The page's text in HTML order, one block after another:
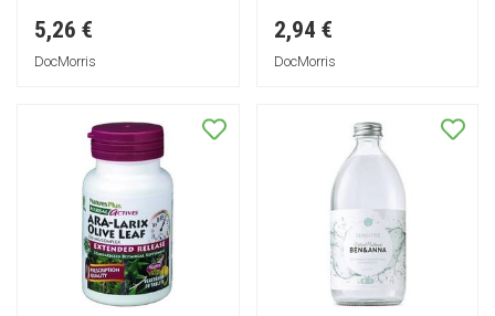
5,26 €
DocMorris
2,94 €
DocMorris